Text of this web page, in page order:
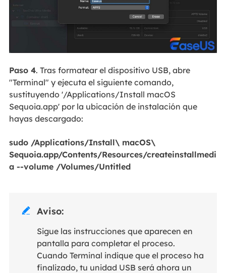
Paso 4. Tras formatear el dispositivo USB, abre
"Terminal" y ejecuta el siguiente comando,
sustituyendo '/Applications/Install macOS
Sequoia.app' por la ubicación de instalación que
hayas descargado:
sudo /Applications/Install\ macOS\
Sequoia.app/Contents/Resources/createinstallmedi
a --volume /Volumes/Untitled
 Aviso:
Sigue las instrucciones que aparecen en
pantalla para completar el proceso.
Cuando Terminal indique que el proceso ha
finalizado, tu unidad USB será ahora un